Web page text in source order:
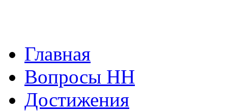
Главная
Вопросы HH
Достижения